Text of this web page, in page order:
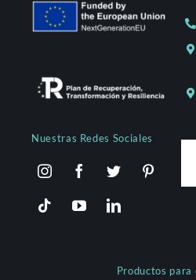
Nuestras Redes Sociales
Productos para